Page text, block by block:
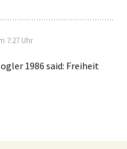
7:27 Uhr
1986 said: Freiheit